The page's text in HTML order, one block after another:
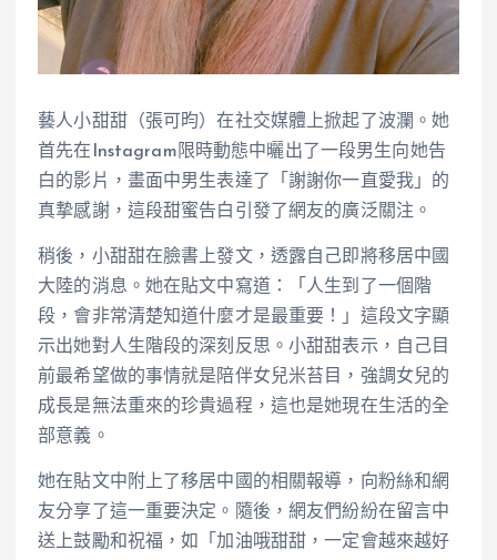
藝人小甜甜（張可昀）在社交媒體上掀起了波瀾。她
首先在Instagram限時動態中曬出了一段男生向她告
白的影片，畫面中男生表達了「謝謝你一直愛我」的
真摯感謝，這段甜蜜告白引發了網友的廣泛關注。
稍後，小甜甜在臉書上發文，透露自己即將移居中國
大陸的消息。她在貼文中寫道：「人生到了一個階
段，會非常清楚知道什麼才是最重要！」這段文字顯
示出她對人生階段的深刻反思。小甜甜表示，自己目
前最希望做的事情就是陪伴女兒米苔目，強調女兒的
成長是無法重來的珍貴過程，這也是她現在生活的全
部意義。
她在貼文中附上了移居中國的相關報導，向粉絲和網
友分享了這一重要決定。隨後，網友們紛紛在留言中
送上鼓勵和祝福，如「加油哦甜甜，一定會越來越好